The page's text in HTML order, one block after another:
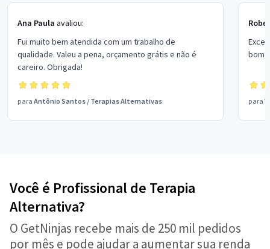
Ana Paula avaliou:
Fui muito bem atendida com um trabalho de
qualidade. Valeu a pena, orçamento grátis e não é
careiro. Obrigada!
para Antônio Santos / Terapias Alternativas
bom
para
Você é Profissional de Terapia
Alternativa?
O GetNinjas recebe mais de 250 mil pedidos
por mês e pode ajudar a aumentar sua renda